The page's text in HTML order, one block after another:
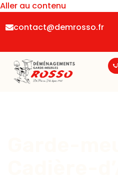
Aller au contenu
contact@demrosso.fr